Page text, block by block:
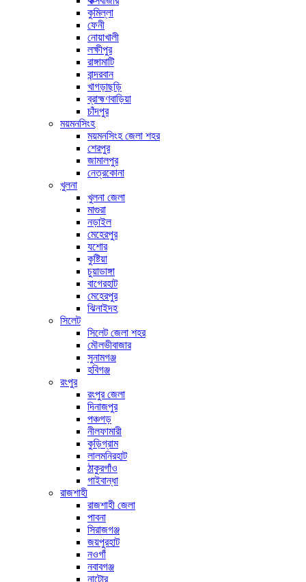
কুমিল্লা
ফেনী
নোয়াখালী
লক্ষীপুর
রাঙ্গামাটি
বান্দরবান
খাগড়াছড়ি
ব্রাহ্মণবাড়িয়া
চাঁদপুর
ময়মনসিংহ
ময়মনসিংহ জেলা শহর
শেরপুর
জামালপুর
নেত্রকোনা
খুলনা
খুলনা জেলা
মাগুরা
নড়াইল
মেহেরপুর
যশোর
কুষ্টিয়া
চুয়াডাঙ্গা
বাগেরহাট
মেহেরপুর
ঝিনাইদহ
সিলেট
সিলেট জেলা শহর
মৌলভীবাজার
সুনামগঞ্জ
হবিগঞ্জ
রংপুর
রংপুর জেলা
দিনাজপুর
পঞ্চগড়
নীলফামারী
কুড়িগ্রাম
লালমনিরহাট
ঠাকুরগাঁও
গাইবান্ধা
রাজশাহী
রাজশাহী জেলা
পাবনা
সিরাজগঞ্জ
জয়পুরহাট
নওগাঁ
নবাবগঞ্জ
নাটোর